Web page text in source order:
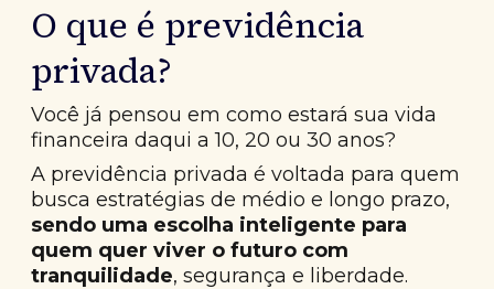
O que é previdência
privada?
Você já pensou em como estará sua vida
financeira daqui a 10, 20 ou 30 anos?
A previdência privada é voltada para quem
busca estratégias de médio e longo prazo,
sendo uma escolha inteligente para
quem quer viver o futuro com
tranquilidade, segurança e liberdade.